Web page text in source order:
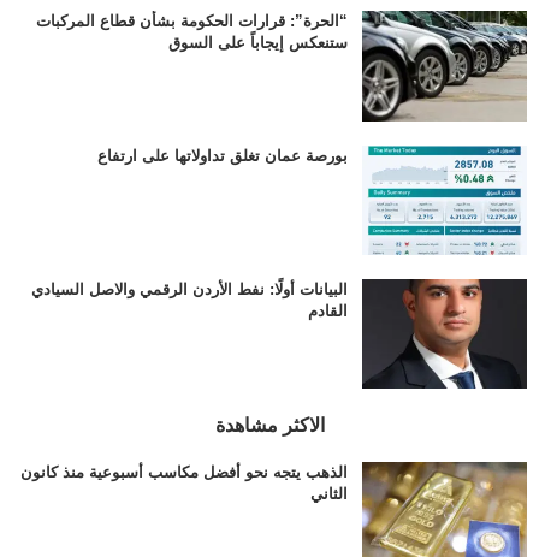
“الحرة”: قرارات الحكومة بشأن قطاع المركبات
ستنعكس إيجاباً على السوق
بورصة عمان تغلق تداولاتها على ارتفاع
البيانات أولًا: نفط الأردن الرقمي والاصل السيادي
القادم
الاكثر مشاهدة
الذهب يتجه نحو أفضل مكاسب أسبوعية منذ كانون
الثاني